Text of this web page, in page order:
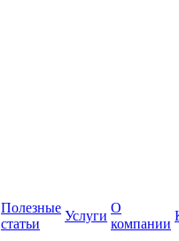
Полезные
статьи
Услуги
О
компании